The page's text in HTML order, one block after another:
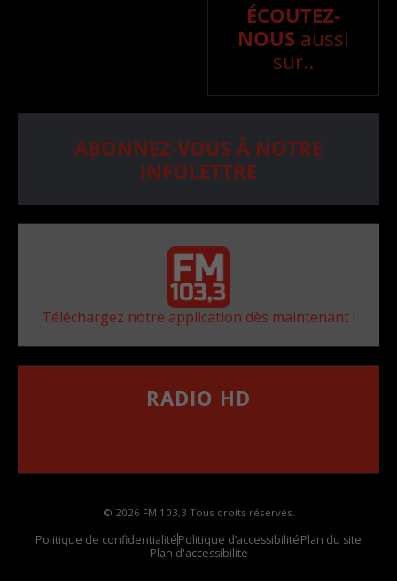
ÉCOUTEZ-
NOUS aussi
sur..
ABONNEZ-VOUS À NOTRE
INFOLETTRE
Téléchargez notre application dès maintenant !
RADIO HD
© 2026 FM 103,3 Tous droits réservés.
Politique de confidentialitéPolitique d’accessibilitéPlan du site
Plan d'accessibilite